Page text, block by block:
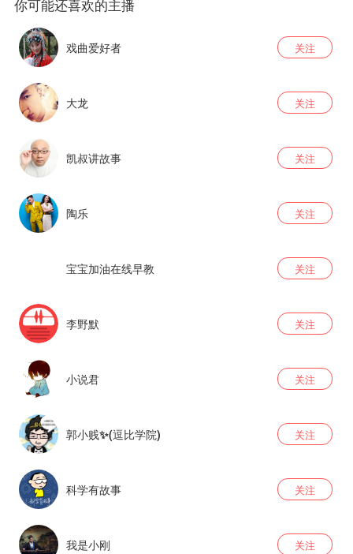
戏曲爱好者 关注
大龙 关注
凯叔讲故事 关注
陶乐 关注
宝宝加油在线早教 关注
李野默 关注
小说君 关注
郭小贱✨(逗比学院) 关注
科学有故事 关注
我是小刚 关注